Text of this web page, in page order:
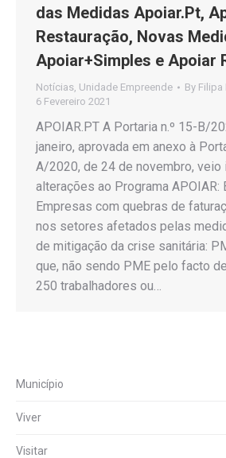
das Medidas Apoiar.Pt,
Restauração, Novas
Apoiar+Simples e Apoiar
Notícias Unidade Empreende By Filipa
6 Fevereiro 2021
APOIAR.PT A Portaria n.º 15-B/
janeiro, aprovada em anexo à
A/2020, de 24 de novembro, veio
alterações ao Programa APOIAR:
Empresas com quebras de
nos setores afetados pelas
de mitigação da crise sanitária:
que, não sendo PME pelo facto
250 trabalhadores ou…
Município
Viver
Visitar